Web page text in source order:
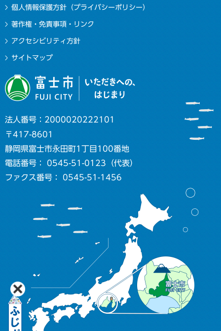
個人情報保護方針（プライバシーポリシー）
著作権・免責事項・リンク
アクセシビリティ方針
サイトマップ
法人番号：2000020222101
〒417-8601
静岡県富士市永田町1丁目100番地
電話番号： 0545-51-0123（代表）
ファクス番号： 0545-51-1456